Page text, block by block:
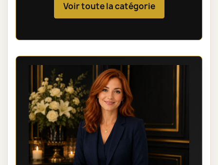
Voir toute la catégorie